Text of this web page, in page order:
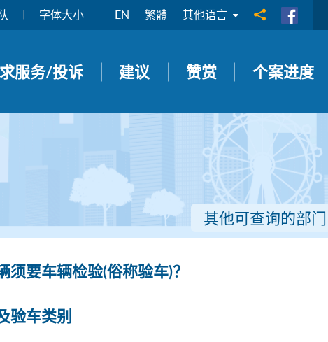
字体大小 EN 繁體 其他语言 分享到
服务/投诉 建议 赞赏 个案进度
其他可查询的部门
要车辆检验(俗称验车)？
验车类别